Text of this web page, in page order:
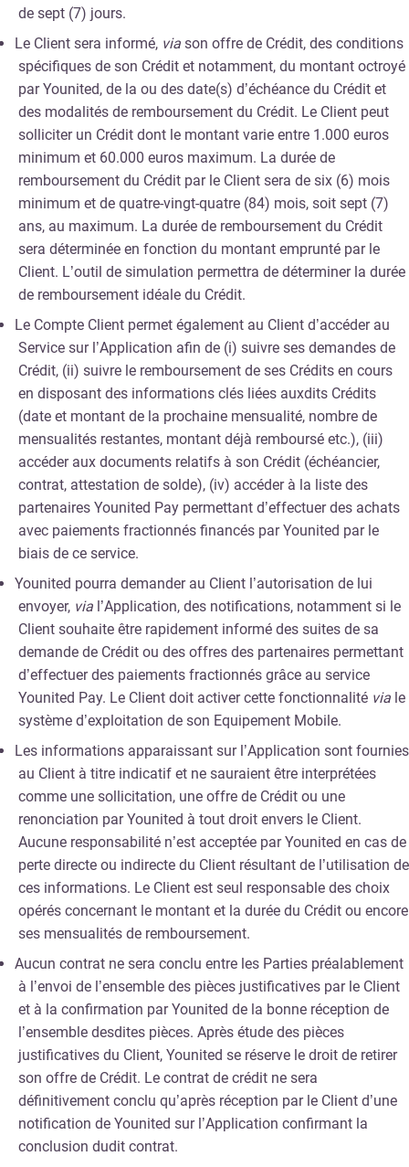
de sept (7) jours.
Le Client sera informé, via son offre de Crédit, des conditions
spécifiques de son Crédit et notamment, du montant octroyé
par Younited, de la ou des date(s) d’échéance du Crédit et
des modalités de remboursement du Crédit. Le Client peut
solliciter un Crédit dont le montant varie entre 1.000 euros
minimum et 60.000 euros maximum. La durée de
remboursement du Crédit par le Client sera de six (6) mois
minimum et de quatre-vingt-quatre (84) mois, soit sept (7)
ans, au maximum. La durée de remboursement du Crédit
sera déterminée en fonction du montant emprunté par le
Client. L’outil de simulation permettra de déterminer la durée
de remboursement idéale du Crédit.
Le Compte Client permet également au Client d’accéder au
Service sur l’Application afin de (i) suivre ses demandes de
Crédit, (ii) suivre le remboursement de ses Crédits en cours
en disposant des informations clés liées auxdits Crédits
(date et montant de la prochaine mensualité, nombre de
mensualités restantes, montant déjà remboursé etc.), (iii)
accéder aux documents relatifs à son Crédit (échéancier,
contrat, attestation de solde), (iv) accéder à la liste des
partenaires Younited Pay permettant d’effectuer des achats
avec paiements fractionnés financés par Younited par le
biais de ce service.
Younited pourra demander au Client l’autorisation de lui
envoyer, via l’Application, des notifications, notamment si le
Client souhaite être rapidement informé des suites de sa
demande de Crédit ou des offres des partenaires permettant
d’effectuer des paiements fractionnés grâce au service
Younited Pay. Le Client doit activer cette fonctionnalité via le
système d’exploitation de son Equipement Mobile.
Les informations apparaissant sur l’Application sont fournies
au Client à titre indicatif et ne sauraient être interprétées
comme une sollicitation, une offre de Crédit ou une
renonciation par Younited à tout droit envers le Client.
Aucune responsabilité n’est acceptée par Younited en cas de
perte directe ou indirecte du Client résultant de l’utilisation de
ces informations. Le Client est seul responsable des choix
opérés concernant le montant et la durée du Crédit ou encore
ses mensualités de remboursement.
Aucun contrat ne sera conclu entre les Parties préalablement
à l’envoi de l’ensemble des pièces justificatives par le Client
et à la confirmation par Younited de la bonne réception de
l’ensemble desdites pièces. Après étude des pièces
justificatives du Client, Younited se réserve le droit de retirer
son offre de Crédit. Le contrat de crédit ne sera
définitivement conclu qu’après réception par le Client d’une
notification de Younited sur l’Application confirmant la
conclusion dudit contrat.